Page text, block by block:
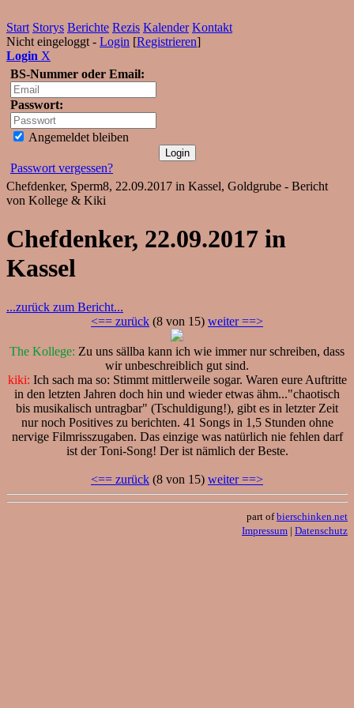
Start Storys Berichte Rezis Kalender Kontakt
Nicht eingeloggt - Login [Registrieren]
Login X
BS-Nummer oder Email:
Passwort:
Angemeldet bleiben
Passwort vergessen?
Chefdenker, Sperm8, 22.09.2017 in Kassel, Goldgrube - Bericht
von Kollege & Kiki
Chefdenker, 22.09.2017 in
Kassel
...zurück zum Bericht...
<== zurück (8 von 15) weiter ==>
The Kollege: Zu uns sällba kann ich wie immer nur schreiben, dass
wir unbeschreiblich gut sind.
kiki: Ich sach ma so: Stimmt mittlerweile sogar. Waren eure Auftritte
in den letzten Jahren doch hin und wieder etwas ähm..."chaotisch
bis musikalisch untragbar" (Tschuldigung!), gibt es in letzter Zeit
nur noch Positives zu berichten. 41 Songs in 1,5 Stunden ohne
nervige Filmrisszugaben. Das einzige was natürlich nie fehlen darf
ist der Toni-Song! Der ist nämlich der Beste.
<== zurück (8 von 15) weiter ==>
part ofbierschinken.net
Impressum | Datenschutz